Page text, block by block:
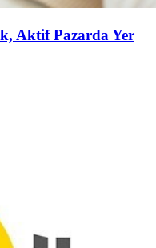
Aktif Pazarda Yer